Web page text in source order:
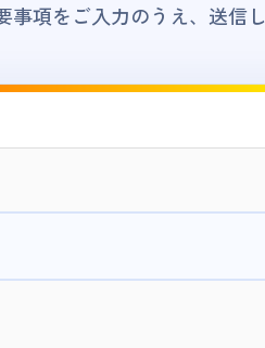
事項をご入力のうえ、送信